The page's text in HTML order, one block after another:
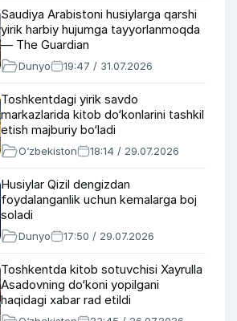
Saudiya Arabistoni husiylarga qarshi
yirik harbiy hujumga tayyorlanmoqda
— The Guardian
Dunyo 19:47 / 31.07.2026
Toshkentdagi yirik savdo
markazlarida kitob do‘konlarini tashkil
etish majburiy bo‘ladi
O‘zbekiston 18:14 / 29.07.2026
Husiylar Qizil dengizdan
foydalanganlik uchun kemalarga boj
soladi
Dunyo 17:50 / 29.07.2026
Toshkentda kitob sotuvchisi Xayrulla
Asadovning do‘koni yopilgani
haqidagi xabar rad etildi